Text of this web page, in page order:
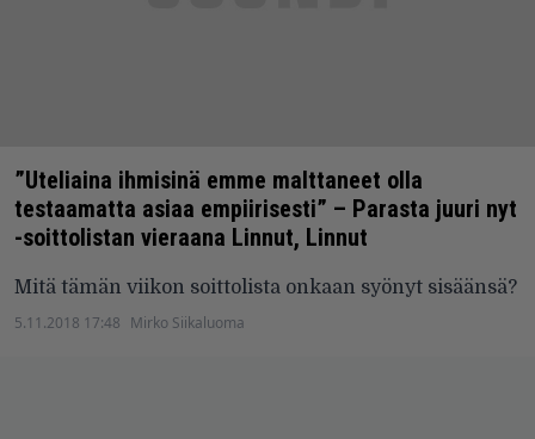
”Uteliaina ihmisinä emme malttaneet olla
testaamatta asiaa empiirisesti” – Parasta juuri nyt
-soittolistan vieraana Linnut, Linnut
Mitä tämän viikon soittolista onkaan syönyt sisäänsä?
5.11.2018 17:48 Mirko Siikaluoma